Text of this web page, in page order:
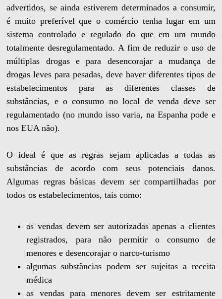
advertidos, se ainda estiverem determinados a consumir,
é muito preferível que o comércio tenha lugar em um
sistema controlado e regulado do que em um mundo
totalmente desregulamentado. A fim de reduzir o uso de
múltiplas drogas e para desencorajar a mudança de
drogas leves para pesadas, deve haver diferentes tipos de
estabelecimentos para as diferentes classes de
substâncias, e o consumo no local de venda deve ser
regulamentado (no mundo isso varia, na Espanha pode e
nos EUA não).
O ideal é que as regras sejam aplicadas a todas as
substâncias de acordo com seus potenciais danos.
Algumas regras básicas devem ser compartilhadas por
todos os estabelecimentos, tais como:
as vendas devem ser autorizadas apenas a clientes
registrados, para não permitir o consumo de
menores e desencorajar o narco-turismo
algumas substâncias podem ser sujeitas a receita
médica
as vendas para menores devem ser estritamente